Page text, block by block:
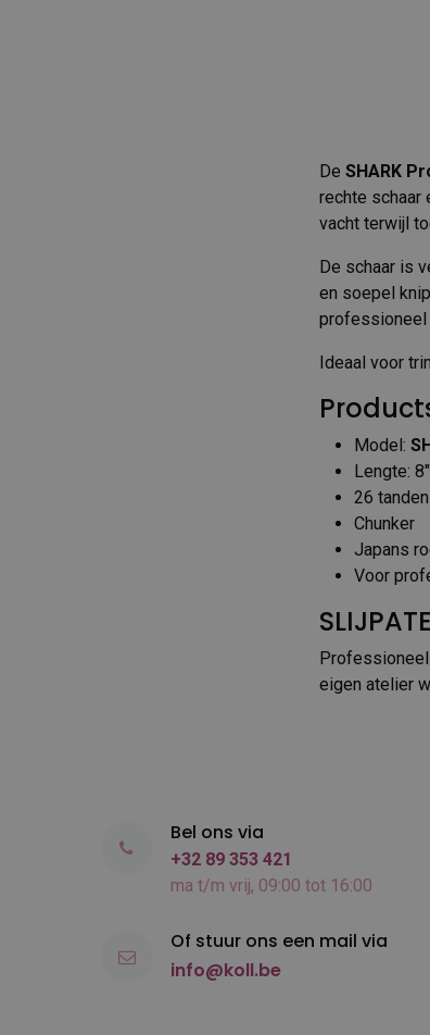
De SHARK
rechte schaar
vacht terwijl
De schaar is
en soepel
professioneel
Ideaal voor
Model:
Lengte:
26
Chunker
Japans
Voor
Professioneel
eigen atelier
Bel ons via
+32 89 353 421
ma t/m vrij, 09:00 tot 16:00
Of stuur ons een mail via
info@koll.be